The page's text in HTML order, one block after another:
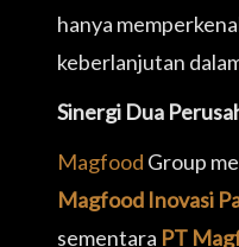
hanya
keberlanjutan
Sinergi Dua
Magfood Group
Magfood Inovasi
sementara PT